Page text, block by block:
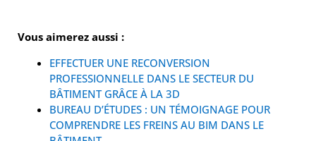
Vous aimerez aussi :
EFFECTUER UNE RECONVERSION
PROFESSIONNELLE DANS LE SECTEUR DU
BÂTIMENT GRÂCE À LA 3D
BUREAU D’ÉTUDES : UN TÉMOIGNAGE POUR
COMPRENDRE LES FREINS AU BIM DANS LE